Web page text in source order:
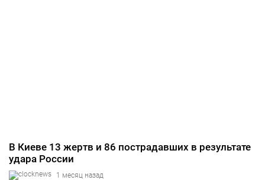
В Киеве 13 жертв и 86 пострадавших в результате
удара России
1 месяц назад